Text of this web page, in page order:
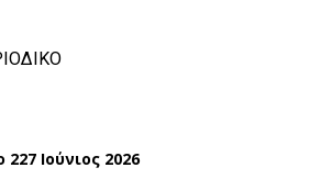
227 Ιούνιος 2026